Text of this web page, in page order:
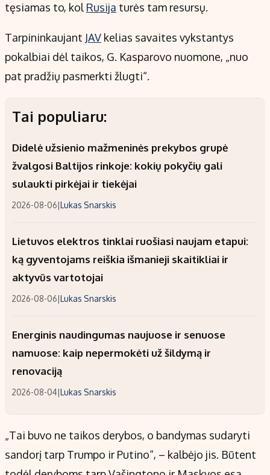
tęsiamas to, kol Rusija turės tam resursų.
Tarpininkaujant JAV kelias savaites vykstantys
pokalbiai dėl taikos, G. Kasparovo nuomone, „nuo
pat pradžių pasmerkti žlugti“.
Tai populiaru:
Didelė užsienio mažmeninės prekybos grupė
žvalgosi Baltijos rinkoje: kokių pokyčių gali
sulaukti pirkėjai ir tiekėjai
2026-08-06|Lukas Snarskis
Lietuvos elektros tinklai ruošiasi naujam etapui:
ką gyventojams reiškia išmanieji skaitikliai ir
aktyvūs vartotojai
2026-08-06|Lukas Snarskis
Energinis naudingumas naujuose ir senuose
namuose: kaip nepermokėti už šildymą ir
renovaciją
2026-08-04|Lukas Snarskis
„Tai buvo ne taikos derybos, o bandymas sudaryti
sandorį tarp Trumpo ir Putino“, – kalbėjo jis. Būtent